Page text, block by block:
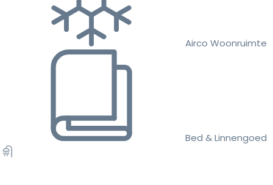
Airco Woonruimte
Bed & Linnengoed